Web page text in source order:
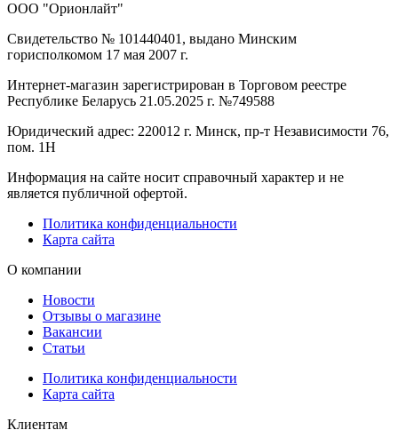
ООО "Орионлайт"
Свидетельство № 101440401, выдано Минским
горисполкомом 17 мая 2007 г.
Интернет-магазин зарегистрирован в Торговом реестре
Республике Беларусь 21.05.2025 г. №749588
Юридический адрес: 220012 г. Минск, пр-т Независимости 76,
пом. 1Н
Информация на сайте носит справочный характер и не
является публичной офертой.
Политика конфиденциальности
Карта сайта
О компании
Новости
Отзывы о магазине
Вакансии
Статьи
Политика конфиденциальности
Карта сайта
Клиентам